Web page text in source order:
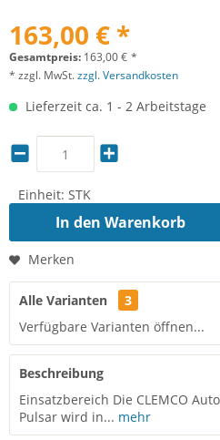
163,00 € *
Gesamtpreis: 163,00€ *
* zzgl. MwSt.zzgl. Versandkosten
Lieferzeit ca. 1 - 2 Arbeitstage
Einheit: STK
In den Warenkorb
Merken
Alle Varianten
3
Verfügbare Varianten öffnen...
Beschreibung
Einsatzbereich Die CLEMCO
Pulsar wird in... mehr